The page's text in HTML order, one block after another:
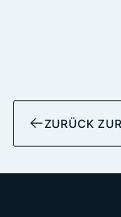
ZURÜCK